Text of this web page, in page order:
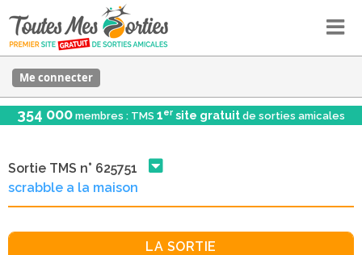
Me connecter
354 000 membres : TMS 1er site gratuit de sorties amicales
Sortie TMS n° 625751
scrabble a la maison
LA SORTIE